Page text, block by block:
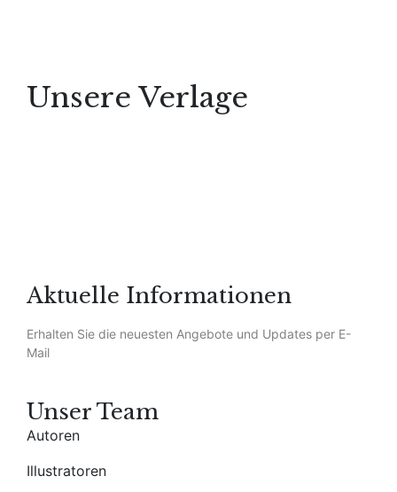
Unsere Verlage
Aktuelle Informationen
Erhalten Sie die neuesten Angebote und Updates per E-
Mail
Unser Team
Autoren
Illustratoren